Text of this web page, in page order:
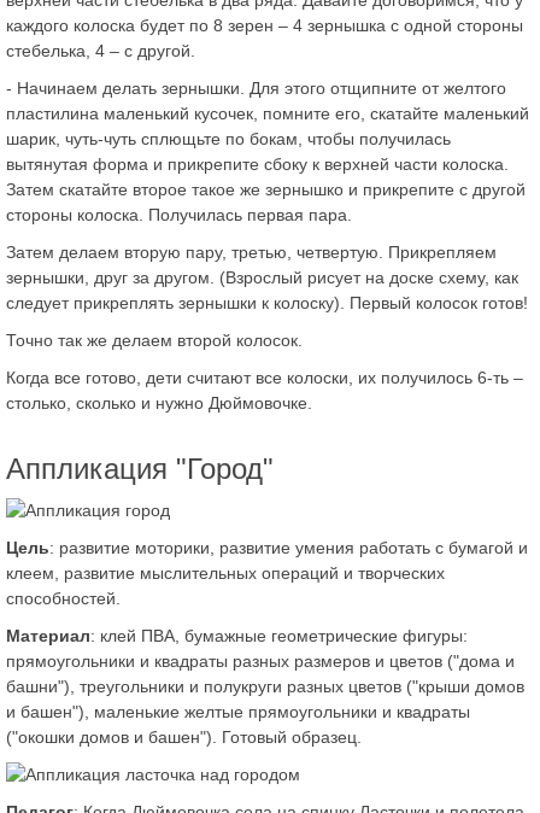
каждого колоска будет по 8 зерен – 4 зернышка с одной стороны
стебелька, 4 – с другой.
- Начинаем делать зернышки. Для этого отщипните от желтого
пластилина маленький кусочек, помните его, скатайте маленький
шарик, чуть-чуть сплющьте по бокам, чтобы получилась
вытянутая форма и прикрепите сбоку к верхней части колоска.
Затем скатайте второе такое же зернышко и прикрепите с другой
стороны колоска. Получилась первая пара.
Затем делаем вторую пару, третью, четвертую. Прикрепляем
зернышки, друг за другом. (Взрослый рисует на доске схему, как
следует прикреплять зернышки к колоску). Первый колосок готов!
Точно так же делаем второй колосок.
Когда все готово, дети считают все колоски, их получилось 6-ть –
столько, сколько и нужно Дюймовочке.
Аппликация "Город"
Цель: развитие моторики, развитие умения работать с бумагой и
клеем, развитие мыслительных операций и творческих
способностей.
Материал: клей ПВА, бумажные геометрические фигуры:
прямоугольники и квадраты разных размеров и цветов ("дома и
башни"), треугольники и полукруги разных цветов ("крыши домов
и башен"), маленькие желтые прямоугольники и квадраты
("окошки домов и башен"). Готовый образец.